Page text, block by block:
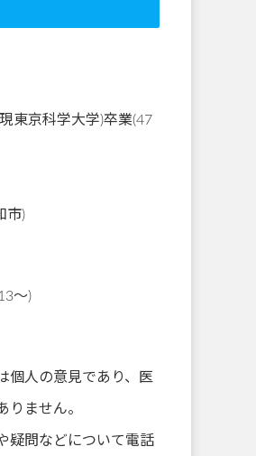
東京科学大学)卒業(47
市)
～)
個人の意見であり、医
りません。
疑問などについて電話